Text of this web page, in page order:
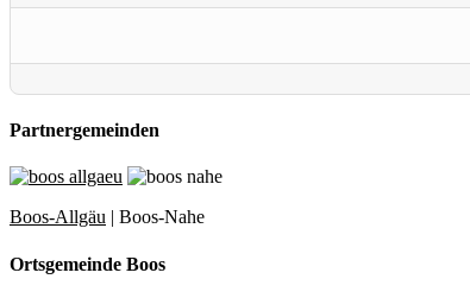
Partnergemeinden
Boos-Allgäu | Boos-Nahe
Ortsgemeinde Boos